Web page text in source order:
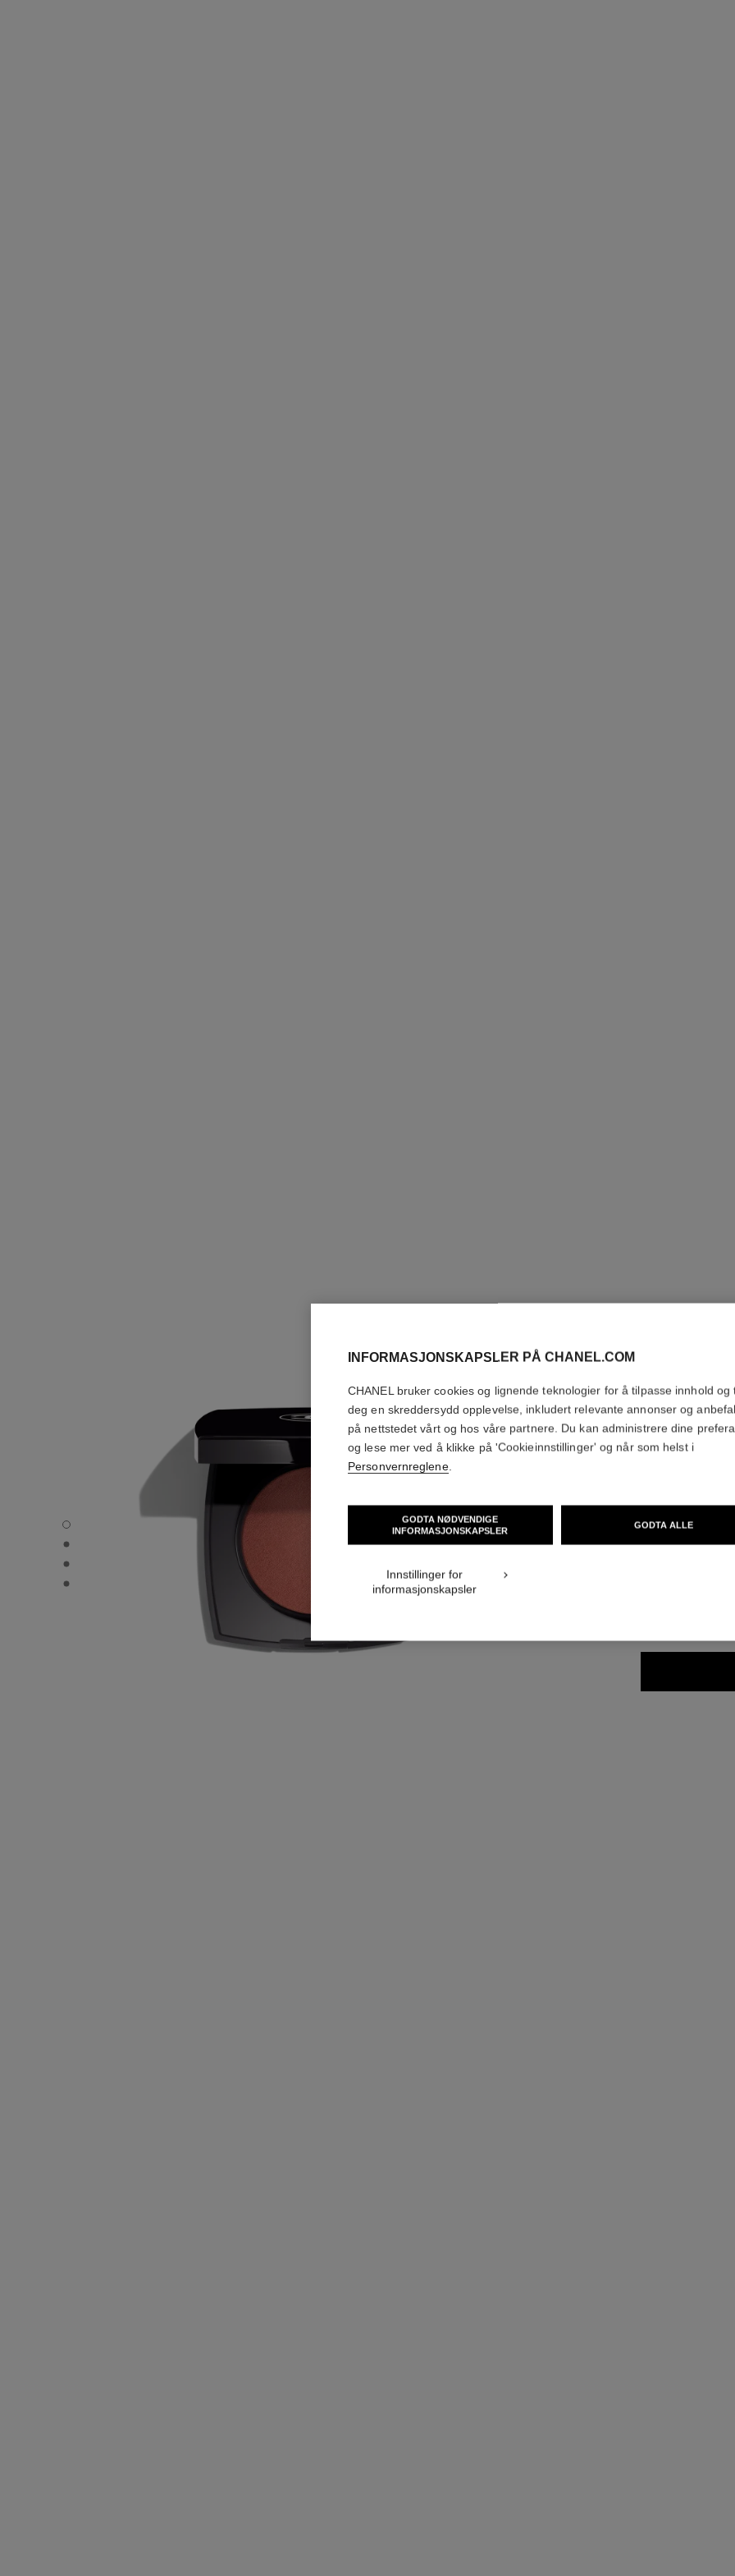
JOUES CONTRASTE INTENSE - Standardvisning
JOUES CONTRASTE INTENSE - Alternativ visning 1
JOUES CONTRASTE INTENSE - Grunnleggende teksturvisning
JOUES CONTRASTE INTENSE - product.packShot.APPLICATION_VISUAL_2
JOUES
INTENSE
Krem-til-pudder
NOK 690
INFORMASJONSKAPSLER PÅ CHANEL.COM
CHANEL bruker cookies og lignende teknologier for å tilpasse innhold og
deg en skreddersydd opplevelse, inkludert relevante annonser og
på nettstedet vårt og hos våre partnere. Du kan administrere dine
og lese mer ved å klikke på 'Cookieinnstillinger' og når som helst i
Personvernreglene.
GODTA NØDVENDIGE
INFORMASJONSKAPSLER
GODTA ALLE
Innstillinger for
informasjonskapsler